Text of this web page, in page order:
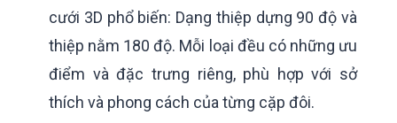
cưới 3D phổ biến: Dạng thiệp dựng 90 độ và
thiệp nằm 180 độ. Mỗi loại đều có những ưu
điểm và đặc trưng riêng, phù hợp với sở
thích và phong cách của từng cặp đôi.